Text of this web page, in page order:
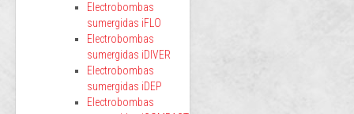
Electrobombas
sumergidas iFLO
Electrobombas
sumergidas iDIVER
Electrobombas
sumergidas iDEP
Electrobombas